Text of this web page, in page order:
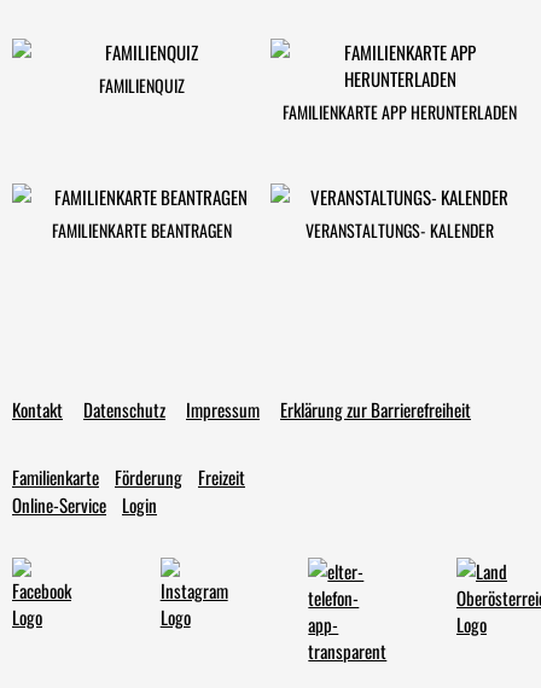
Kontakt Datenschutz Impressum Erklärung zur Barrierefreiheit
Familienkarte Förderung
Freizeit
Online-Service
Login
FAMILIENQUIZ
FAMILIENKARTE APP HERUNTERLADEN
FAMILIENKARTE BEANTRAGEN VERANSTALTUNGS- KALENDER